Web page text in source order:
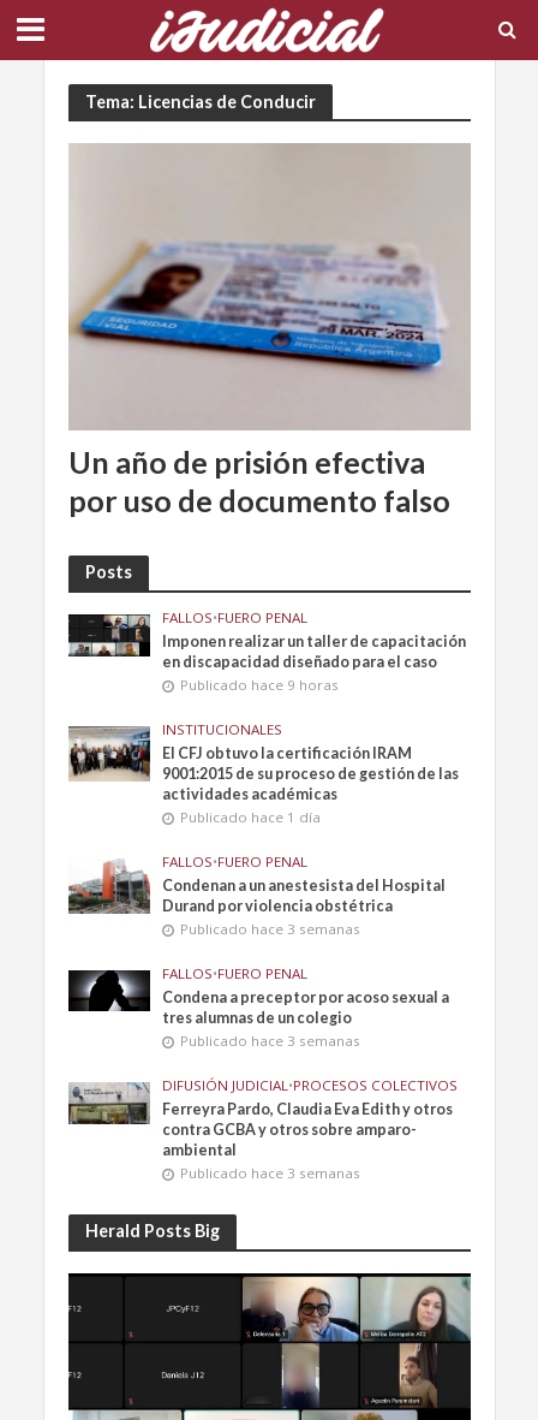
Tema: Licencias de Conducir
Un año de prisión efectiva
por uso de documento falso
Posts
FALLOS•FUERO PENAL
Imponen realizar un taller de capacitación
en discapacidad diseñado para el caso
Publicado hace 9 horas
INSTITUCIONALES
El CFJ obtuvo la certificación IRAM
9001:2015 de su proceso de gestión de las
actividades académicas
Publicado hace 1 día
FALLOS•FUERO PENAL
Condenan a un anestesista del Hospital
Durand por violencia obstétrica
Publicado hace 3 semanas
FALLOS•FUERO PENAL
Condena a preceptor por acoso sexual a
tres alumnas de un colegio
Publicado hace 3 semanas
DIFUSIÓN JUDICIAL•PROCESOS COLECTIVOS
Ferreyra Pardo, Claudia Eva Edith y otros
contra GCBA y otros sobre amparo-
ambiental
Publicado hace 3 semanas
Herald Posts Big